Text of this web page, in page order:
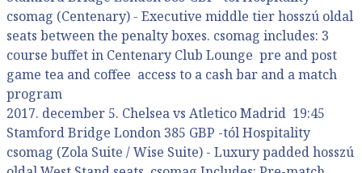
csomag (Centenary) - Executive middle tier hosszú oldal
seats between the penalty boxes. csomag includes: 3
course buffet in Centenary Club Lounge pre and post
game tea and coffee access to a cash bar and a match
program
2017. december 5. Chelsea vs Atletico Madrid 19:45
Stamford Bridge London 385 GBP -tól Hospitality
csomag (Zola Suite / Wise Suite) - Luxury padded hosszú